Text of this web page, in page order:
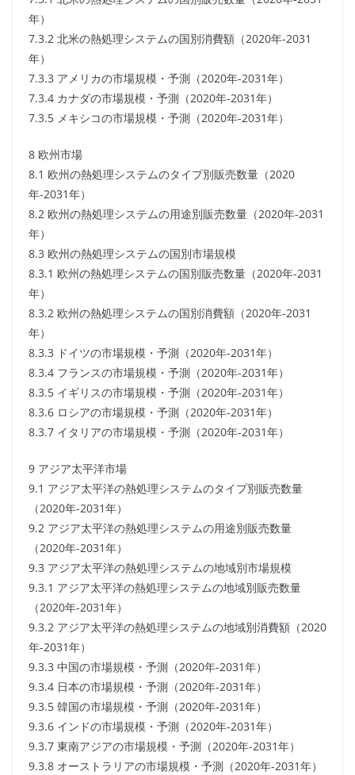
年）
7.3.2 北米の熱処理システムの国別消費額（2020年-2031
年）
7.3.3 アメリカの市場規模・予測（2020年-2031年）
7.3.4 カナダの市場規模・予測（2020年-2031年）
7.3.5 メキシコの市場規模・予測（2020年-2031年）
8 欧州市場
8.1 欧州の熱処理システムのタイプ別販売数量（2020
年-2031年）
8.2 欧州の熱処理システムの用途別販売数量（2020年-2031
年）
8.3 欧州の熱処理システムの国別市場規模
8.3.1 欧州の熱処理システムの国別販売数量（2020年-2031
年）
8.3.2 欧州の熱処理システムの国別消費額（2020年-2031
年）
8.3.3 ドイツの市場規模・予測（2020年-2031年）
8.3.4 フランスの市場規模・予測（2020年-2031年）
8.3.5 イギリスの市場規模・予測（2020年-2031年）
8.3.6 ロシアの市場規模・予測（2020年-2031年）
8.3.7 イタリアの市場規模・予測（2020年-2031年）
9 アジア太平洋市場
9.1 アジア太平洋の熱処理システムのタイプ別販売数量
（2020年-2031年）
9.2 アジア太平洋の熱処理システムの用途別販売数量
（2020年-2031年）
9.3 アジア太平洋の熱処理システムの地域別市場規模
9.3.1 アジア太平洋の熱処理システムの地域別販売数量
（2020年-2031年）
9.3.2 アジア太平洋の熱処理システムの地域別消費額（2020
年-2031年）
9.3.3 中国の市場規模・予測（2020年-2031年）
9.3.4 日本の市場規模・予測（2020年-2031年）
9.3.5 韓国の市場規模・予測（2020年-2031年）
9.3.6 インドの市場規模・予測（2020年-2031年）
9.3.7 東南アジアの市場規模・予測（2020年-2031年）
9.3.8 オーストラリアの市場規模・予測（2020年-2031年）